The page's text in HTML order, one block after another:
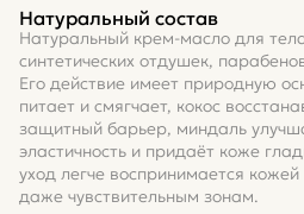
Натуральный состав
Натуральный крем-масло для
синтетических отдушек,
Его действие имеет природную
питает и смягчает, кокос
защитный барьер, миндаль
эластичность и придаёт коже
уход легче воспринимается
даже чувствительным зонам.